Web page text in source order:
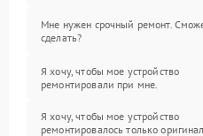
Мне нужен срочный ремонт.
сделать?
Я хочу, чтобы мое устройство
ремонтировали при мне.
Я хочу, чтобы мое устройство
ремонтировалось только